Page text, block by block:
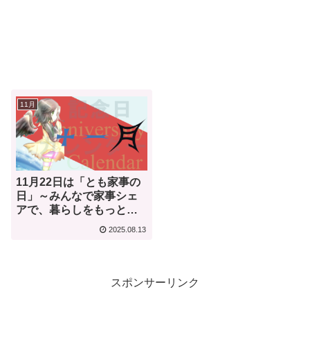
11月
11月22日は「とも家事の
日」～みんなで家事シェ
アで、暮らしをもっと豊
かに～【何気ない今日は
2025.08.13
スポンサーリンク